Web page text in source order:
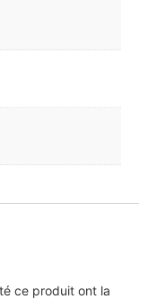
ce produit ont la